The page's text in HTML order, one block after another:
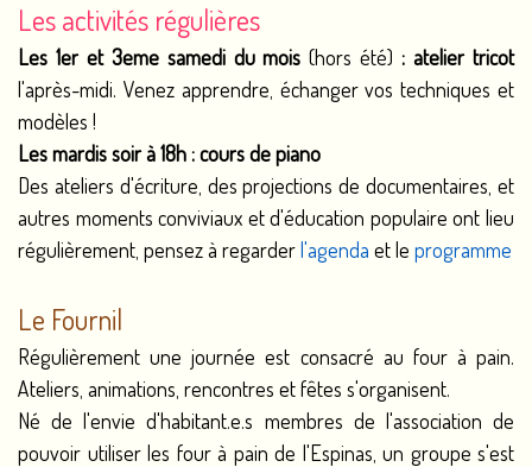
Les activités régulières
Les 1er et 3eme samedi du mois (hors été): atelier tricot
l'après-midi. Venez apprendre, échanger vos techniques et
modèles !
Les mardis soir à 18h : cours de piano
Des ateliers d'écriture, des projections de documentaires, et
autres moments conviviaux et d'éducation populaire ont lieu
régulièrement, pensez à regarderl'agenda et le programme
Le Fournil
Régulièrement une journée est consacré au four à pain.
Ateliers, animations, rencontres et fêtes s'organisent.
Né de l'envie d'habitant.e.s membres de l'association de
pouvoir utiliser les four à pain de l'Espinas, un groupe s'est